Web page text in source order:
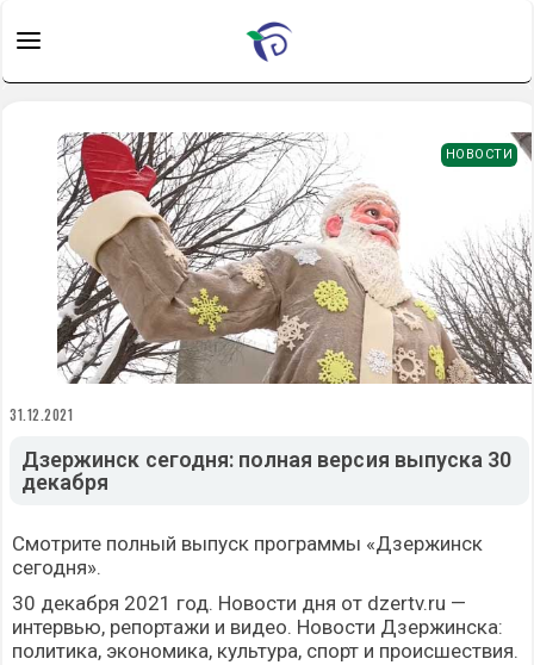
НОВОСТИ
31.12.2021
Дзержинск сегодня: полная версия выпуска 30
декабря
Смотрите полный выпуск программы «Дзержинск
сегодня».
30 декабря 2021 год. Новости дня от dzertv.ru —
интервью, репортажи и видео. Новости Дзержинска:
политика, экономика, культура, спорт и происшествия.